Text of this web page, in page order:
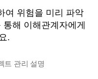
여 위험을 미리 파악
해 이해관계자에게
.
트 관리 설명